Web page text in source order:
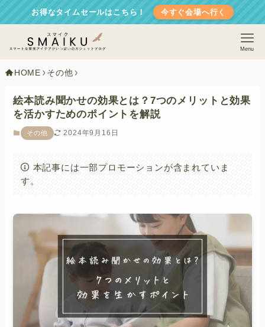
お得なタイムセールはこちら！ 今すぐ会場へ行く
Menu
HOME その他
絵本読み聞かせの効果とは？7つのメリットと効果
を活かすためのポイントを解説
その他 2024年9月16日
本記事には一部プロモーションが含まれていま
す。